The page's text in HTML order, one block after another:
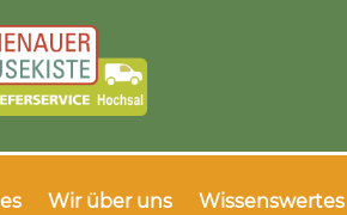
Wir über uns Wissenswertes